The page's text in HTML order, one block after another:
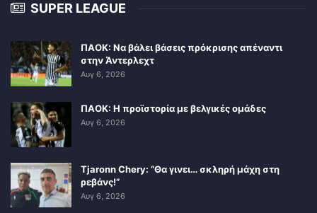
SUPER LEAGUE
ΠΑΟΚ: Να βάλει βάσεις πρόκρισης απέναντι
στην Άντερλεχτ
Αυγ 6, 2026
ΠΑΟΚ: Η προϊστορία με βελγικές ομάδες
Αυγ 6, 2026
Tjaronn Chery: “Θα γινει… σκληρή μάχη στη
ρεβάνς!”
Αυγ 6, 2026